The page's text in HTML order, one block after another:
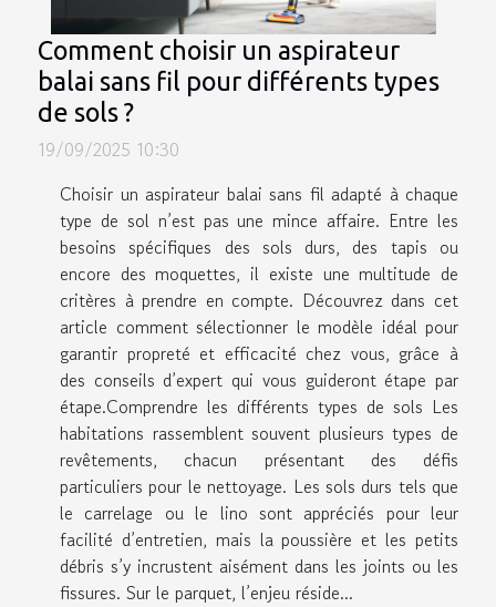
Comment choisir un aspirateur
balai sans fil pour différents types
de sols ?
19/09/2025 10:30
Choisir un aspirateur balai sans fil adapté à chaque
type de sol n’est pas une mince affaire. Entre les
besoins spécifiques des sols durs, des tapis ou
encore des moquettes, il existe une multitude de
critères à prendre en compte. Découvrez dans cet
article comment sélectionner le modèle idéal pour
garantir propreté et efficacité chez vous, grâce à
des conseils d’expert qui vous guideront étape par
étape.Comprendre les différents types de sols Les
habitations rassemblent souvent plusieurs types de
revêtements, chacun présentant des défis
particuliers pour le nettoyage. Les sols durs tels que
le carrelage ou le lino sont appréciés pour leur
facilité d’entretien, mais la poussière et les petits
débris s’y incrustent aisément dans les joints ou les
fissures. Sur le parquet, l’enjeu réside...